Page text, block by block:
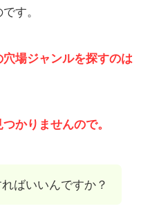
す。
場ジャンルを探すのは
かりませんので。
ばいいんですか？